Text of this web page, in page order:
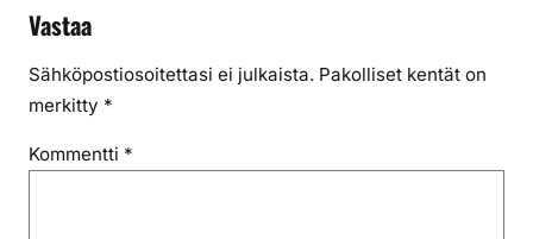
Vastaa
Sähköpostiosoitettasi ei julkaista. Pakolliset kentät on
merkitty *
Kommentti *